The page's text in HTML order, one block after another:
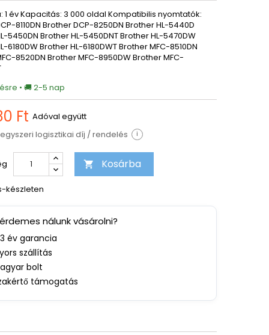
1 év Kapacitás: 3 000 oldal Kompatibilis nyomtatók:
8110DN Brother DCP-8250DN Brother HL-5440D
5450DN Brother HL-5450DNT Brother HL-5470DW
6180DW Brother HL-6180DWT Brother MFC-8510DN
8520DN Brother MFC-8950DW Brother MFC-
• 🚚 2-5 nap
Ft Adóval együtt
egyszeri logisztikai díj / rendelés i
 Kosárba
készleten
nálunk vásárolni?
év garancia
szállítás
bolt
támogatás